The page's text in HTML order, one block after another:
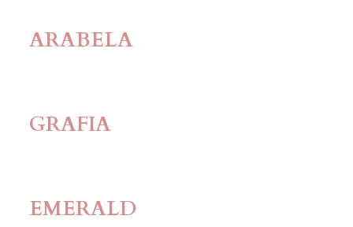
ARABELA
GRAFIA
EMERALD